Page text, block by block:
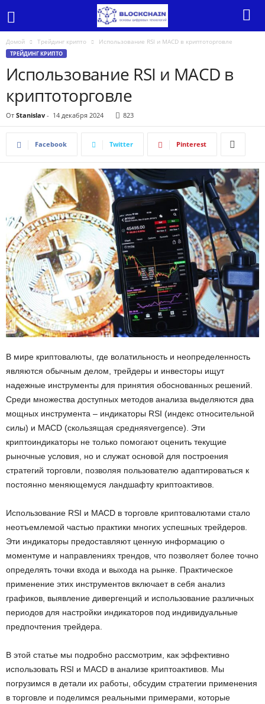
Домой Трейдинг крипто Использование RSI и MACD в криптоторговле
ТРЕЙДИНГ КРИПТО
Использование RSI и MACD в
криптоторговле
От Stanislav - 14 декабря 2024 823
Facebook Twitter Pinterest
В мире криптовалюты, где волатильность и неопределенность
являются обычным делом, трейдеры и инвесторы ищут
надежные инструменты для принятия обоснованных решений.
Среди множества доступных методов анализа выделяются два
мощных инструмента – индикаторы RSI (индекс относительной
силы) и MACD (скользящая средняяvergence). Эти
криптоиндикаторы не только помогают оценить текущие
рыночные условия, но и служат основой для построения
стратегий торговли, позволяя пользователю адаптироваться к
постоянно меняющемуся ландшафту криптоактивов.
Использование RSI и MACD в торговле криптовалютами стало
неотъемлемой частью практики многих успешных трейдеров.
Эти индикаторы предоставляют ценную информацию о
моментуме и направлениях трендов, что позволяет более точно
определять точки входа и выхода на рынке. Практическое
применение этих инструментов включает в себя анализ
графиков, выявление дивергенций и использование различных
периодов для настройки индикаторов под индивидуальные
предпочтения трейдера.
В этой статье мы подробно рассмотрим, как эффективно
использовать RSI и MACD в анализе криптоактивов. Мы
погрузимся в детали их работы, обсудим стратегии применения
в торговле и поделимся реальными примерами, которые